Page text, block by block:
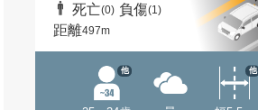
死亡(0) 負傷(1)
距離497m
他 他